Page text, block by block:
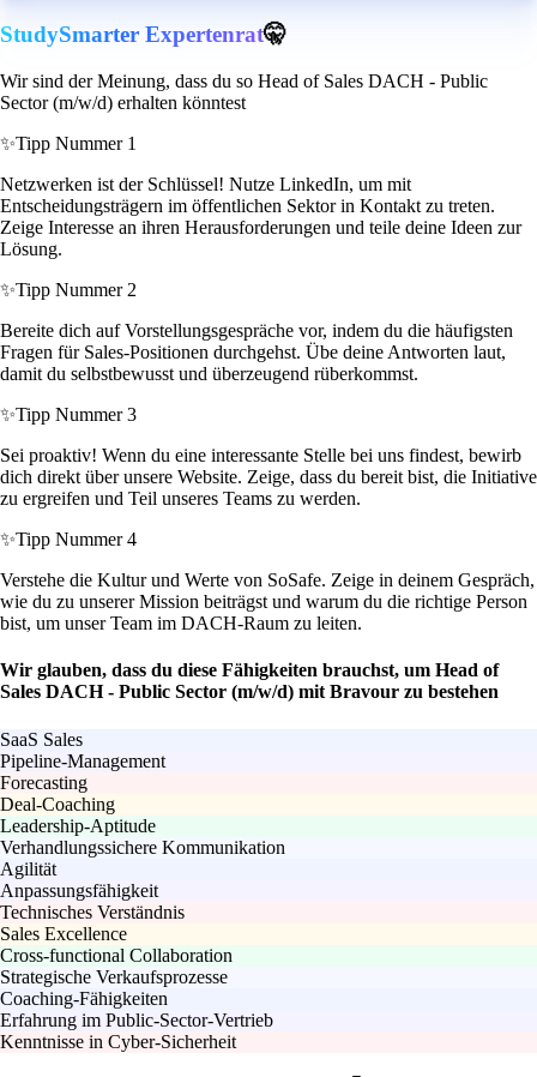
StudySmarter Expertenrat🤫
Wir sind der Meinung, dass du so Head of Sales DACH - Public
Sector (m/w/d) erhalten könntest
✨Tipp Nummer 1
Netzwerken ist der Schlüssel! Nutze LinkedIn, um mit
Entscheidungsträgern im öffentlichen Sektor in Kontakt zu treten.
Zeige Interesse an ihren Herausforderungen und teile deine Ideen zur
Lösung.
✨Tipp Nummer 2
Bereite dich auf Vorstellungsgespräche vor, indem du die häufigsten
Fragen für Sales-Positionen durchgehst. Übe deine Antworten laut,
damit du selbstbewusst und überzeugend rüberkommst.
✨Tipp Nummer 3
Sei proaktiv! Wenn du eine interessante Stelle bei uns findest, bewirb
dich direkt über unsere Website. Zeige, dass du bereit bist, die Initiative
zu ergreifen und Teil unseres Teams zu werden.
✨Tipp Nummer 4
Verstehe die Kultur und Werte von SoSafe. Zeige in deinem Gespräch,
wie du zu unserer Mission beiträgst und warum du die richtige Person
bist, um unser Team im DACH-Raum zu leiten.
Wir glauben, dass du diese Fähigkeiten brauchst, um Head of
Sales DACH - Public Sector (m/w/d) mit Bravour zu bestehen
SaaS Sales
Pipeline-Management
Forecasting
Deal-Coaching
Leadership-Aptitude
Verhandlungssichere Kommunikation
Agilität
Anpassungsfähigkeit
Technisches Verständnis
Sales Excellence
Cross-functional Collaboration
Strategische Verkaufsprozesse
Coaching-Fähigkeiten
Erfahrung im Public-Sector-Vertrieb
Kenntnisse in Cyber-Sicherheit